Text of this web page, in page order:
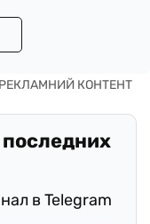
последних
в Telegram